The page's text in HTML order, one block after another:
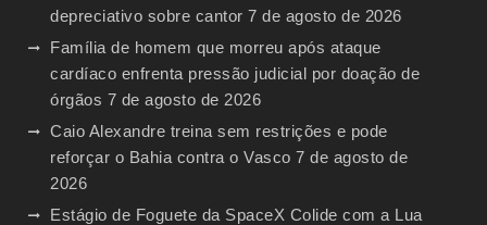
depreciativo sobre cantor 7 de agosto de 2026
Família de homem que morreu após ataque
cardíaco enfrenta pressão judicial por doação de
órgãos 7 de agosto de 2026
Caio Alexandre treina sem restrições e pode
reforçar o Bahia contra o Vasco 7 de agosto de
2026
Estágio de Foguete da SpaceX Colide com a Lua